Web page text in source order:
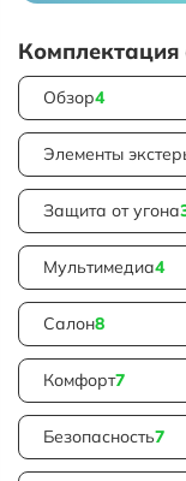
Комплектация
Обзор4
Элементы
Защита от угона
Мультимедиа4
Салон8
Комфорт7
Безопасность7